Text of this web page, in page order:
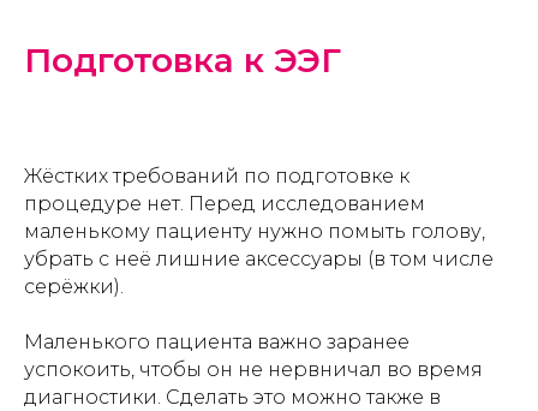
Подготовка к ЭЭГ
Жёстких требований по подготовке к
процедуре нет. Перед исследованием
маленькому пациенту нужно помыть голову,
убрать с неё лишние аксессуары (в том числе
серёжки).
Маленького пациента важно заранее
успокоить, чтобы он не нервничал во время
диагностики. Сделать это можно также в